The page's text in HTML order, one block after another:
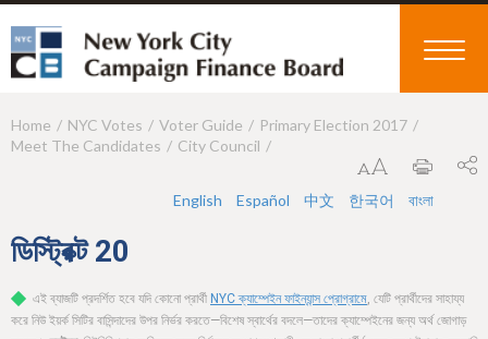
Y
a
e
Home NYC Votes Voter Guide
Primary Election 2017
Meet The Candidates
City Council
English Español 中文 한국어 বাংলা
ডিস্ট্রিক্ট20
এই ব্যাজটি প্রদর্শিত হবে যদি কোনো প্রার্থী NYC ক্যাম্পেইন ফাইন্যান্স প্রোগ্রামে, যেটি প্রার্থীদের সাহায্য
করে নিউ ইয়র্ক সিটির বাসিন্দাদের উপর নির্ভর করতে—বিশেষ স্বার্থের বদলে—তাদের ক্যাম্পেইনের জন্য অর্থ জোগাড়